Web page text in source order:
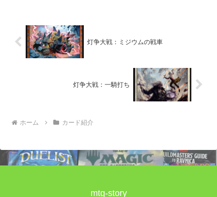
灯争大戦：ミジウムの戦車
灯争大戦：一騎打ち
ホーム カード紹介
mtg-story